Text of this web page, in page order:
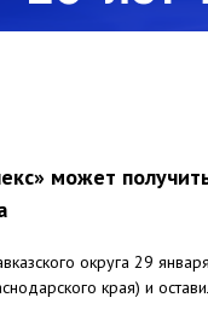
может
округа 29
края) и